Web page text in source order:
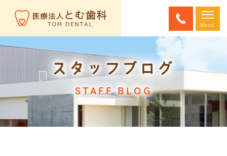
スタッフブログ
STAFF BLOG